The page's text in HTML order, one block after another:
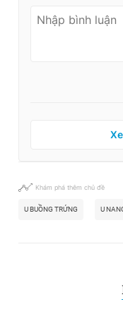
Khám phá thêm chủ đề
U BUỒNG TRỨNG U